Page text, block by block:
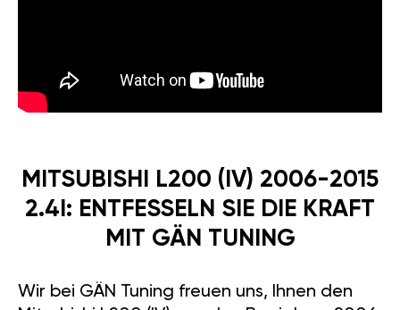
MITSUBISHI L200 (IV) 2006-2015
2.4I: ENTFESSELN SIE DIE KRAFT
MIT GÄN TUNING
Wir bei GÄN Tuning freuen uns, Ihnen den